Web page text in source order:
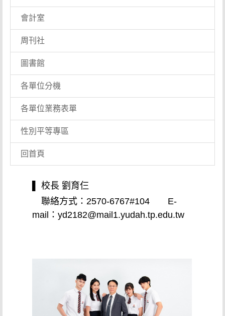
會計室
周刊社
圖書館
各單位分機
各單位業務表單
性別平等專區
回首頁
▌ 校長 劉育仨
聯絡方式：2570-6767#104 E-
mail：yd2182@mail1.yudah.tp.edu.tw